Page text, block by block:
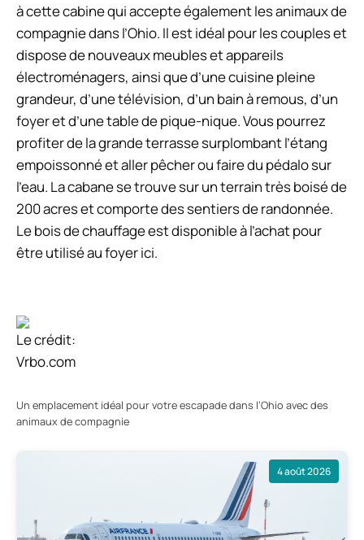
à cette cabine qui accepte également les animaux de
compagnie dans l’Ohio. Il est idéal pour les couples et
dispose de nouveaux meubles et appareils
électroménagers, ainsi que d’une cuisine pleine
grandeur, d’une télévision, d’un bain à remous, d’un
foyer et d’une table de pique-nique. Vous pourrez
profiter de la grande terrasse surplombant l’étang
empoissonné et aller pêcher ou faire du pédalo sur
l’eau. La cabane se trouve sur un terrain très boisé de
200 acres et comporte des sentiers de randonnée.
Le bois de chauffage est disponible à l’achat pour
être utilisé au foyer ici.
Le crédit:
Vrbo.com
Un emplacement idéal pour votre escapade dans l’Ohio avec des
animaux de compagnie
4 août 2026